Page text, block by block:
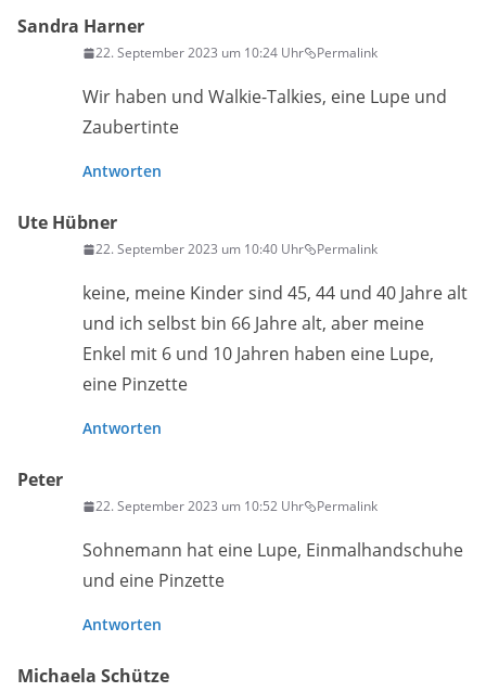
Sandra Harner
22. September 2023 um 10:24 Uhr Permalink
Wir haben und Walkie-Talkies, eine Lupe und
Zaubertinte
Antworten
Ute Hübner
22. September 2023 um 10:40 Uhr Permalink
keine, meine Kinder sind 45, 44 und 40 Jahre alt
und ich selbst bin 66 Jahre alt, aber meine
Enkel mit 6 und 10 Jahren haben eine Lupe,
eine Pinzette
Antworten
Peter
22. September 2023 um 10:52 Uhr Permalink
Sohnemann hat eine Lupe, Einmalhandschuhe
und eine Pinzette
Antworten
Michaela Schütze